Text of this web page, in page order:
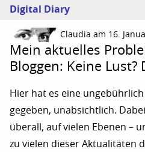
Digital Diary
Claudia am 16.
Mein aktuelles
Bloggen: Keine Lust?
Hier hat es eine
gegeben, unabsichtlich.
überall, auf vielen Ebenen –
zu vielen dieser Aktualitäten